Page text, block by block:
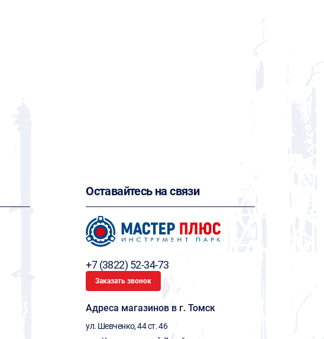
Оставайтесь на связи
+7 (3822) 52-34-73
Заказать звонок
Адреса магазинов в г. Томск
ул. Шевченко, 44 ст. 46